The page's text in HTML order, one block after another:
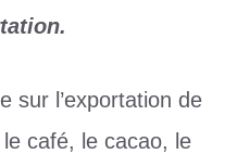
sur l’exportation de
café, le cacao, le